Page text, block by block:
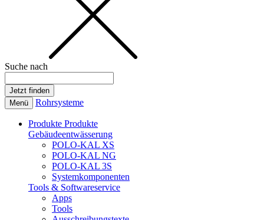
Suche nach
Menü Rohrsysteme
Produkte Produkte
Gebäudeentwässerung
POLO-KAL XS
POLO-KAL NG
POLO-KAL 3S
Systemkomponenten
Tools & Softwareservice
Apps
Tools